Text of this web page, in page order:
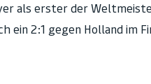
als erster der
2:1 gegen Holland im